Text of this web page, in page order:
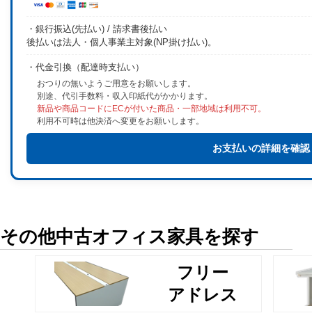
・銀行振込(先払い) / 請求書後払い
後払いは法人・個人事業主対象(NP掛け払い)。
・代金引換（配達時支払い）
おつりの無いようご用意をお願いします。
別途、代引手数料・収入印紙代がかかります。
新品や商品コードにECが付いた商品・一部地域は利用不可。
利用不可時は他決済へ変更をお願いします。
お支払いの詳細を確認
その他中古オフィス家具を探す
フリー
アドレス